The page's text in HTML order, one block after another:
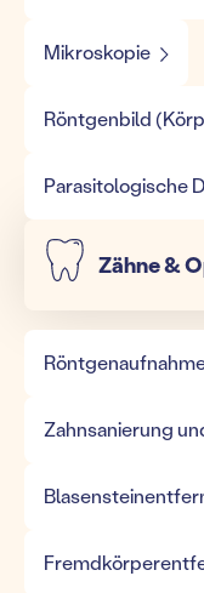
Mikroskopie
Röntgenbild
Parasitologische
Zähne &
Zahnsanierung